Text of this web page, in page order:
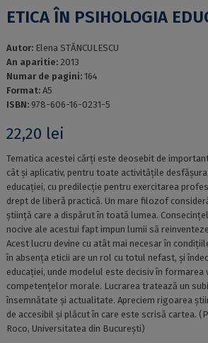
ETICA ÎN PSIHOLOGIA
Autor: Elena STĂNCULESCU
An aparitie: 2013
Numar de pagini: 164
Format: A5
ISBN: 978-606-16-0231-5
22,20 lei
Tematica acestei cărți este deosebit de
cât și aplicativ, pentru toate activitățile
educației, cu predilecție pentru exercitarea
drept de liberă practică. Un mare filozof
știință care a dispărut în toată lumea.
nocive ale acestui fapt impun lumii să
Acest lucru devine cu atât mai necesar în
în absența eticii are un rol cu totul nefast, și
educației, unde modelul este decisiv în formarea
competențelor morale. Lucrarea tratează un
însemnătate și actualitate. Apreciem rigoarea
de accesibil și plăcut în care este scrisă cartea.
Roco, Universitatea din București)